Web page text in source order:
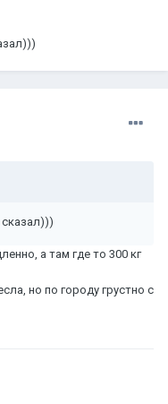
сказал)))
а там где то 300 кг
но по городу грустно с